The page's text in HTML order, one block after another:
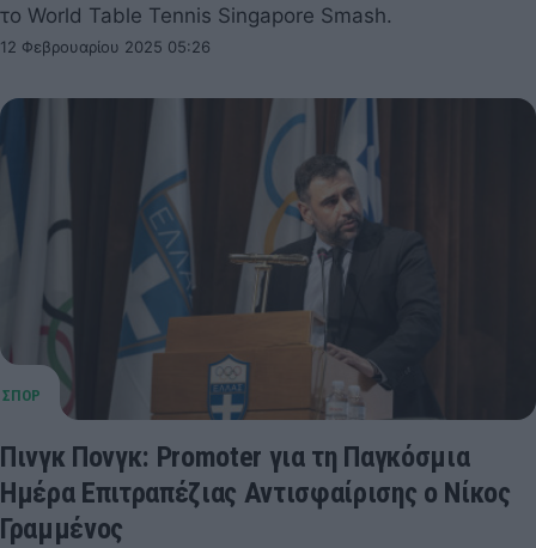
το World Table Tennis Singapore Smash.
12 Φεβρουαρίου 2025 05:26
Πινγκ Πονγκ: Promoter για τη Παγκόσμια
Ημέρα Επιτραπέζιας Αντισφαίρισης ο Νίκος
Γραμμένος